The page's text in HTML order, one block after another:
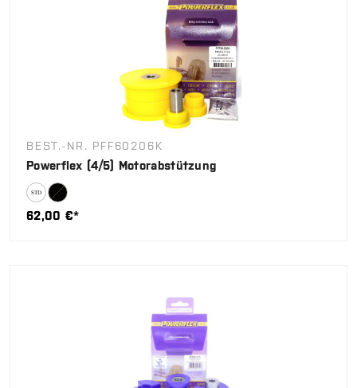
BEST.-NR. PFF60206K
Powerflex (4/5) Motorabstützung
62,00 €*